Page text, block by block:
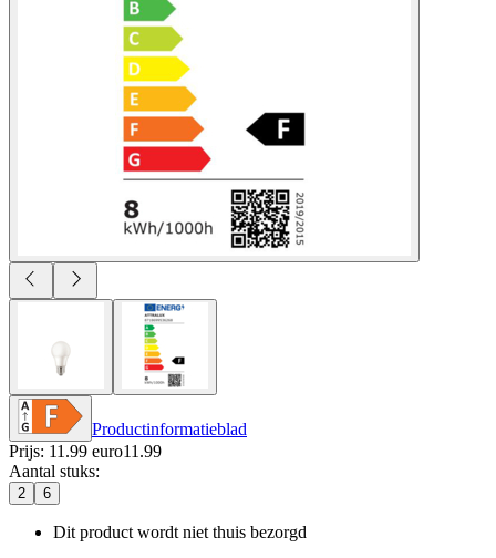
Productinformatieblad
Prijs: 11.99 euro11 .99
Aantal stuks:
2 6
Dit product wordt niet thuis bezorgd